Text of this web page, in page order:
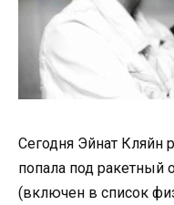
Сегодня Эйнат Кляйн
попала под ракетный
(включен в список